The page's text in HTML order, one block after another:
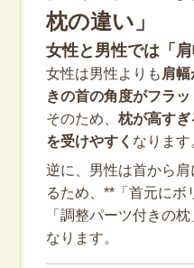
枕の違い」
女性と男性では「
女性は男性よりも 肩
きの首の角度がフラ
そのため、 枕が高すぎ
を受けやすく なります
逆に、男性は首から
るため、**「首元にボ
「調整パーツ付きの
なります。